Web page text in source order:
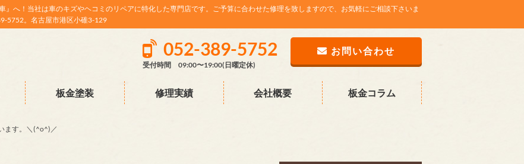
』へ！当社は車のキズやヘコミのリペアに特化した専門店です。ご予算に合わせた修理を致しますので、お気軽にご相談下さいま
5752。名古屋市港区小碓3-129
052-389-5752
受付時間 09:00〜19:00(日曜定休)
お問い合わせ
板金塗装 修理実績 会社概要 板金コラム
ます。＼(^o^)／